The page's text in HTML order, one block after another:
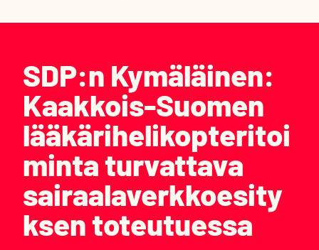
SDP:n Kymäläinen:
Kaakkois-Suomen
lääkärihelikopteritoi
minta turvattava
sairaalaverkkoesity
ksen toteutuessa